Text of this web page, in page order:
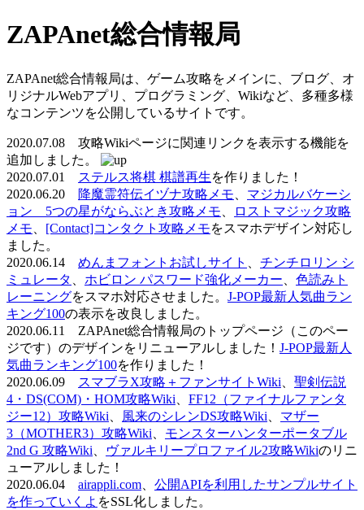
ZAPAnet総合情報局
ZAPAnet総合情報局は、ゲーム攻略をメインに、ブログ、オ
リジナルWebアプリ、プログラミング、Wikiなど、多種多様
なコンテンツを公開しているサイトです。
2020.07.08 攻略Wikiページに関連リンクを表示する機能を
追加しました。
2020.07.01
ステルス将棋 棋譜再生を作りました！
2020.06.20
降魔霊符伝イヅナ攻略メモ
マジカルバケーシ
ョン 5つの星がならぶとき攻略メモ
ロストマジック攻略
メモ
[Contact]コンタクト攻略メモをスマホデザイン対応し
ました。
2020.06.14 めんまフォントお試しサイト
チンチロリン シ
ミュレータ
ホビロン パスワード強化メーカー
色読みト
レーニングをスマホ対応させました。 J-POP最新人気曲ラン
キング100の表示を改良しました。
2020.06.11 ZAPAnet総合情報局のトップページ（このペー
ジです）のデザインをリニューアルしました！ J-POP最新人
気曲ランキング100を作りました！
2020.06.09
スマブラX攻略＋ファンサイトWiki
聖剣伝説
4・DS(COM)・HOM攻略Wiki
FF12（ファイナルファンタ
ジー12）攻略Wiki
風来のシレンDS攻略Wiki
マザー
3（MOTHER3）攻略Wiki
モンスターハンターポータブル
2nd G 攻略Wiki
ヴァルキリープロファイル2攻略Wikiのリニ
ューアルしました！
2020.06.04 airappli.com
公開APIを利用したサンプルサイト
を作っていくよ をSSL化しました。